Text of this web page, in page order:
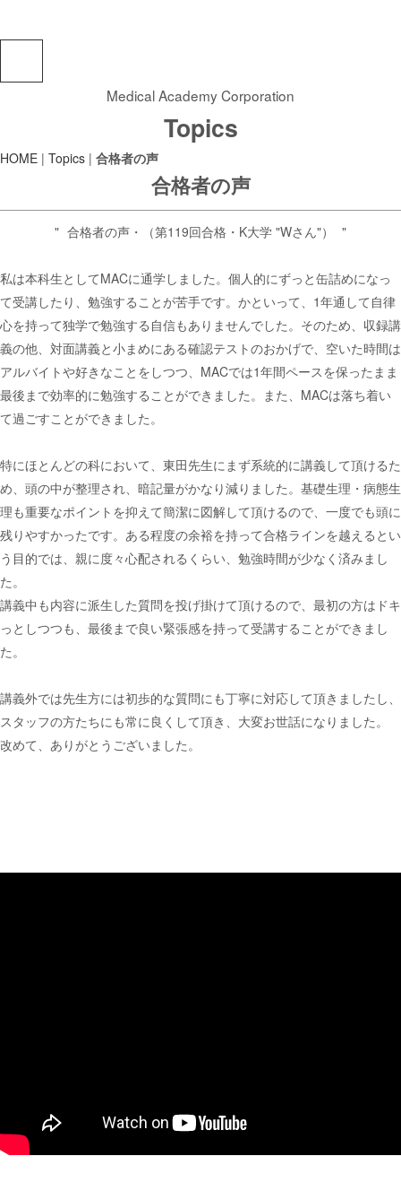
Medical Academy Corporation
Topics
HOME | Topics | 合格者の声
合格者の声
合格者の声・（第119回合格・K大学 "Wさん"）
私は本科生としてMACに通学しました。個人的にずっと缶詰めになっ
て受講したり、勉強することが苦手です。かといって、1年通して自律
心を持って独学で勉強する自信もありませんでした。そのため、収録講
義の他、対面講義と小まめにある確認テストのおかげで、空いた時間は
アルバイトや好きなことをしつつ、MACでは1年間ペースを保ったまま
最後まで効率的に勉強することができました。また、MACは落ち着い
て過ごすことができました。
特にほとんどの科において、東田先生にまず系統的に講義して頂けるた
め、頭の中が整理され、暗記量がかなり減りました。基礎生理・病態生
理も重要なポイントを抑えて簡潔に図解して頂けるので、一度でも頭に
残りやすかったです。ある程度の余裕を持って合格ラインを越えるとい
う目的では、親に度々心配されるくらい、勉強時間が少なく済みまし
た。
講義中も内容に派生した質問を投げ掛けて頂けるので、最初の方はドキ
っとしつつも、最後まで良い緊張感を持って受講することができまし
た。
講義外では先生方には初歩的な質問にも丁寧に対応して頂きましたし、
スタッフの方たちにも常に良くして頂き、大変お世話になりました。
改めて、ありがとうございました。